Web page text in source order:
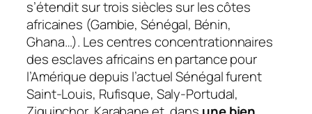
s’étendit sur trois siècles sur les côtes
africaines (Gambie, Sénégal, Bénin,
Ghana…). Les centres concentrationnaires
des esclaves africains en partance pour
l’Amérique depuis l’actuel Sénégal furent
Saint-Louis, Rufisque, Saly-Portudal,